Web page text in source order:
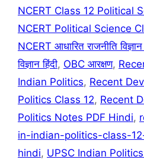
NCERT Class 12 Political
NCERT Political Science
NCERT आधारित राजनीति
विज्ञान हिंदी, OBC आरक्षण,
Indian Politics, Recent
Politics Class 12, Recent
Politics Notes PDF Hindi,
in-indian-politics-class-
hindi, UPSC Indian